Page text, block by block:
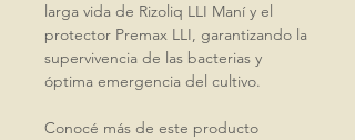
larga vida de Rizoliq LLI Maní y el
protector Premax LLI, garantizando la
supervivencia de las bacterias y
óptima emergencia del cultivo.
Conocé más de este producto